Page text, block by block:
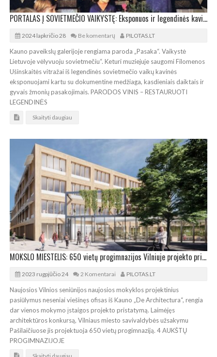
PORTALAS Į SOVIETMEČIO VAIKYSTĘ: Eksponuos ir legendinės kavinės „Pasaka“ restauruotus vitražus
2024 lapkričio 28 Be komentarų PILOTAS.LT
Kauno paveikslų galerijoje rengiama paroda „Pasaka“. Vaikystė
Lietuvoje vėlyvuoju sovietmečiu“. Keturi muziejuje saugomi Filomenos
Ušinskaitės vitražai iš legendinės sovietmečio vaikų kavinės
eksponuojami kartu su dokumentine medžiaga, kasdieniais daiktais ir
gyvais žmonių pasakojimais. PARODOS VINIS – RESTAURUOTI
LEGENDINĖS
Skaityti daugiau
MOKSLO MIESTELIS: 650 vietų progimnazijos Vilniuje projekto pristatymas
2023 rugpjūčio 24 2 Komentarai PILOTAS.LT
Naujosios Vilnios seniūnijos naujosios mokyklos projektinius
pasiūlymus neseniai viešinęs ofisas iš Kauno „De Architectura“, rengia
dar vienos mokymo įstaigos projekto pristatymą. Laimėjęs
architektūros konkursą, Vilniaus miesto savivaldybės užsakymu
Pašilaičiuose jis projektuoja 650 vietų progimnaziją. 4 AUKŠTŲ
PROGIMNAZIJOJE